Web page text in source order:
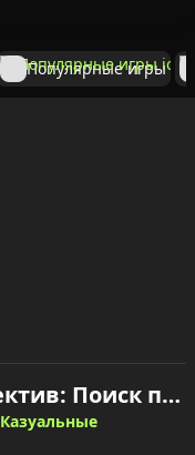
Популярные игры
Призрачный детектив: Поиск предметов в замке — играть онлайн
Казуальные